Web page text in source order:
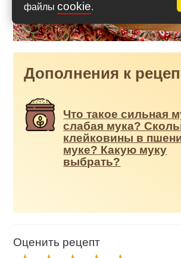
файлы cookie.
Дополнения к
Что такое сильная
слабая мука?
клейковины в
муке? Какую муку
выбрать?
Оценить рецепт